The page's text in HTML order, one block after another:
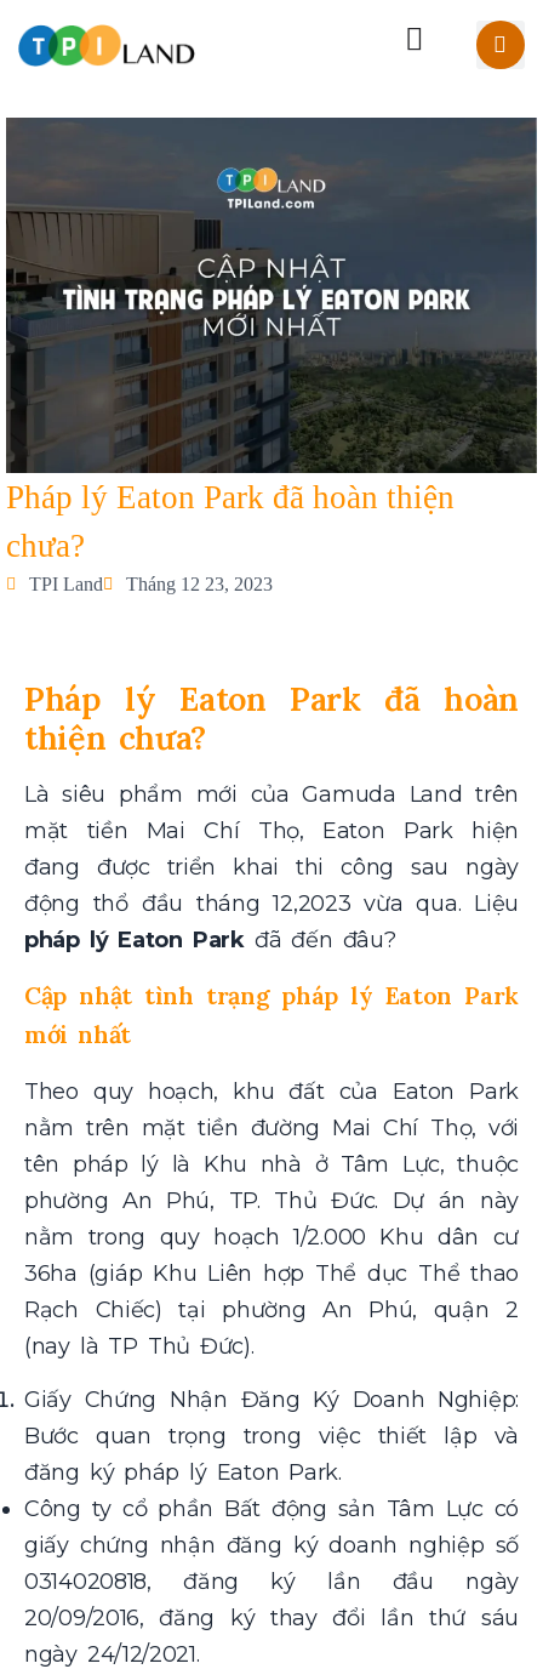
Pháp lý Eaton Park đã hoàn thiện
chưa?
TPI Land Tháng 12 23, 2023
Pháp lý Eaton Park đã hoàn
thiện chưa?
Là siêu phẩm mới của Gamuda Land trên
mặt tiền Mai Chí Thọ, Eaton Park hiện
đang được triển khai thi công sau ngày
động thổ đầu tháng 12,2023 vừa qua. Liệu
pháp lý Eaton Parkđã đến đâu?
Cập nhật tình trạng pháp lý Eaton Park
mới nhất
Theo quy hoạch, khu đất của Eaton Park
nằm trên mặt tiền đường Mai Chí Thọ, với
tên pháp lý là Khu nhà ở Tâm Lực, thuộc
phường An Phú, TP. Thủ Đức. Dự án này
nằm trong quy hoạch 1/2.000 Khu dân cư
36ha (giáp Khu Liên hợp Thể dục Thể thao
Rạch Chiếc) tại phường An Phú, quận 2
(nay là TP Thủ Đức).
Giấy Chứng Nhận Đăng Ký Doanh Nghiệp:
Bước quan trọng trong việc thiết lập và
đăng ký pháp lý Eaton Park.
Công ty cổ phần Bất động sản Tâm Lực có
giấy chứng nhận đăng ký doanh nghiệp số
0314020818, đăng ký lần đầu ngày
20/09/2016, đăng ký thay đổi lần thứ sáu
ngày 24/12/2021.